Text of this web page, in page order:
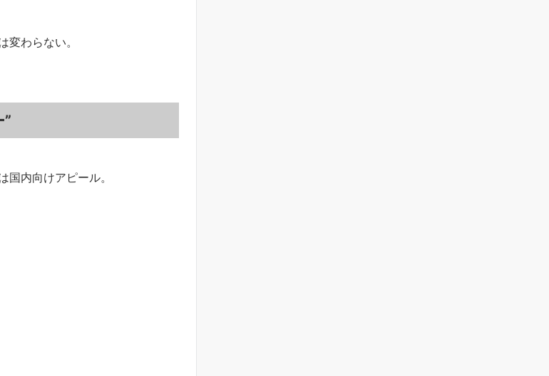
わらない。
内向けアピール。